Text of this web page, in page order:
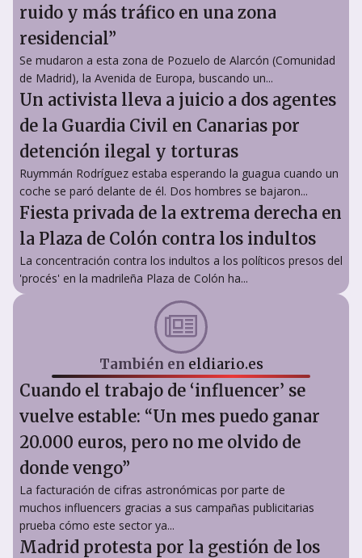
ruido y más tráfico en una zona
residencial”
Se mudaron a esta zona de Pozuelo de Alarcón (Comunidad
de Madrid), la Avenida de Europa, buscando un...
Un activista lleva a juicio a dos agentes
de la Guardia Civil en Canarias por
detención ilegal y torturas
Ruymmán Rodríguez estaba esperando la guagua cuando un
coche se paró delante de él. Dos hombres se bajaron...
Fiesta privada de la extrema derecha en
la Plaza de Colón contra los indultos
La concentración contra los indultos a los políticos presos del
'procés' en la madrileña Plaza de Colón ha...
También en eldiario.es
Cuando el trabajo de ‘influencer’ se
vuelve estable: “Un mes puedo ganar
20.000 euros, pero no me olvido de
donde vengo”
La facturación de cifras astronómicas por parte de
muchos influencers gracias a sus campañas publicitarias
prueba cómo este sector ya...
Madrid protesta por la gestión de los